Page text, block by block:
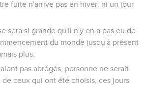
fuite n'arrive pas en hiver, ni un jour
sera si grande qu'il n'y en a pas eu de
du monde jusqu'à présent
plus.
pas abrégés, personne ne serait
de ceux qui ont été choisis, ces jours